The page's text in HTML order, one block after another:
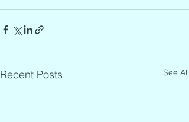
Recent Posts See All